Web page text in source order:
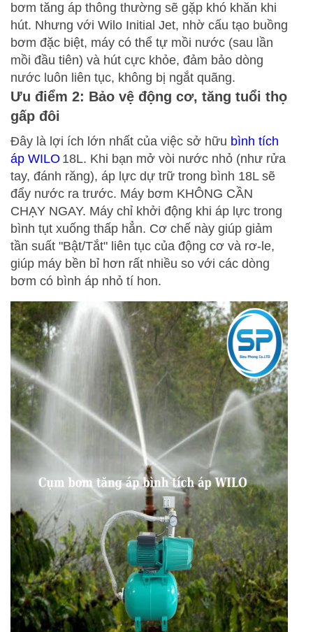
bơm tăng áp thông thường sẽ gặp khó khăn khi
hút. Nhưng với Wilo Initial Jet, nhờ cấu tạo buồng
bơm đặc biệt, máy có thể tự mồi nước (sau lần
mồi đầu tiên) và hút cực khỏe, đảm bảo dòng
nước luôn liên tục, không bị ngắt quãng.
Ưu điểm 2: Bảo vệ động cơ, tăng tuổi thọ
gấp đôi
Đây là lợi ích lớn nhất của việc sở hữu bình tích
áp WILO 18L. Khi bạn mở vòi nước nhỏ (như rửa
tay, đánh răng), áp lực dự trữ trong bình 18L sẽ
đẩy nước ra trước. Máy bơm KHÔNG CẦN
CHẠY NGAY. Máy chỉ khởi động khi áp lực trong
bình tụt xuống thấp hẳn. Cơ chế này giúp giảm
tần suất "Bật/Tắt" liên tục của động cơ và rơ-le,
giúp máy bền bỉ hơn rất nhiều so với các dòng
bơm có bình áp nhỏ tí hon.